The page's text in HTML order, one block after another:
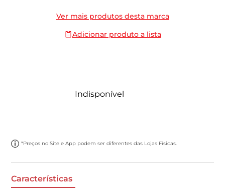
Ver mais produtos desta marca
Adicionar produto a lista
Indisponível
*Preços no Site e App podem ser diferentes das Lojas Físicas.
Características